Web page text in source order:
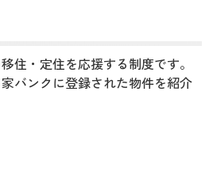
住・定住を応援する制度です。
バンクに登録された物件を紹介